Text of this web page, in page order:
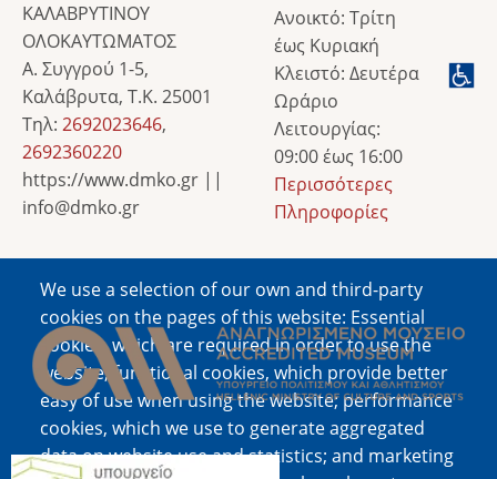
We use a selection of our own and third-party
cookies on the pages of this website: Essential
cookies, which are required in order to use the
website; functional cookies, which provide better
easy of use when using the website; performance
cookies, which we use to generate aggregated
data on website use and statistics; and marketing
ΚΑΛΑΒΡΥΤΙΝΟΥ
ΟΛΟΚΑΥΤΩΜΑΤΟΣ
Α. Συγγρού 1-5,
Καλάβρυτα, Τ.Κ. 25001
Τηλ: 2692023646,
2692360220
https://www.dmko.gr ||
info@dmko.gr
Ανοικτό: Τρίτη
έως Κυριακή
Κλειστό: Δευτέρα
Ωράριο
Λειτουργίας:
09:00 έως 16:00
Περισσότερες
Πληροφορίες
Image
Image